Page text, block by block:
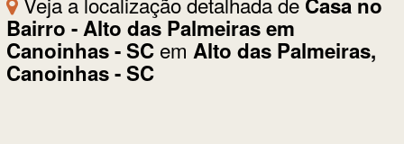
Nossa Política:Todos os imóveis que estão neste site estão
em conformidade com a lei. CRECI 41752